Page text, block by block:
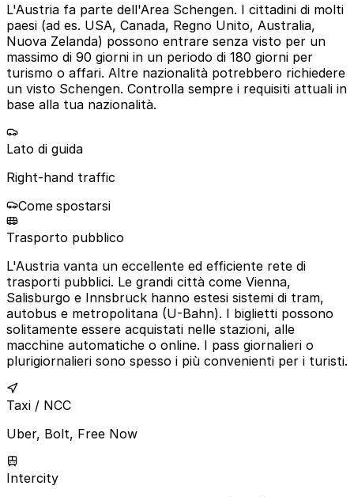
L'Austria fa parte dell'Area Schengen. I cittadini di molti
paesi (ad es. USA, Canada, Regno Unito, Australia,
Nuova Zelanda) possono entrare senza visto per un
massimo di 90 giorni in un periodo di 180 giorni per
turismo o affari. Altre nazionalità potrebbero richiedere
un visto Schengen. Controlla sempre i requisiti attuali in
base alla tua nazionalità.
Lato di guida
Right-hand traffic
Come spostarsi
Trasporto pubblico
L'Austria vanta un eccellente ed efficiente rete di
trasporti pubblici. Le grandi città come Vienna,
Salisburgo e Innsbruck hanno estesi sistemi di tram,
autobus e metropolitana (U-Bahn). I biglietti possono
solitamente essere acquistati nelle stazioni, alle
macchine automatiche o online. I pass giornalieri o
plurigiornalieri sono spesso i più convenienti per i turisti.
Taxi / NCC
Uber, Bolt, Free Now
Intercity